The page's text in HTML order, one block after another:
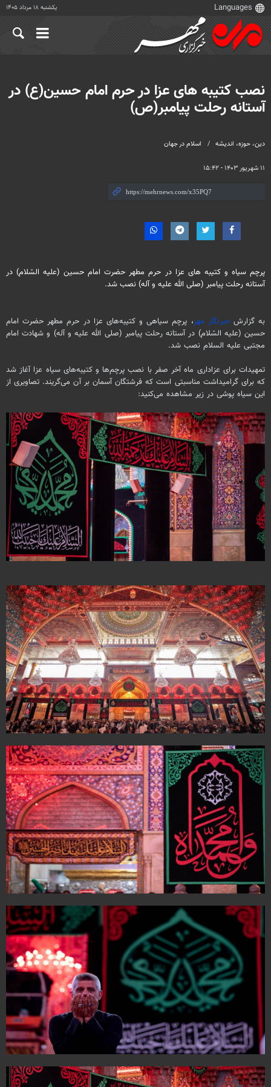
یکشنبه ۱۸ مرداد ۱۴۰۵
دين، حوزه، انديشه اسلام در جهان
۱۱ شهریور ۱۴۰۳ - ۱۵:۴۲
نصب کتیبه های عزا در حرم امام حسین(ع) در
آستانه رحلت پیامبر(ص)
پرچم سیاه و کتیبه های عزا در حرم مطهر حضرت امام حسین (علیه السّلام) در
آستانه رحلت پیامبر (صلی الله علیه و آله) نصب شد.
به گزارشخبرنگار مهر، پرچم سیاهی و کتیبه‌های عزا در حرم مطهر حضرت امام
حسین (علیه السّلام) در آستانه رحلت پیامبر (صلی الله علیه وآله) و شهادت امام
مجتبی علیه السلام نصب شد.
تمهیدات برای عزاداری ماه آخر صفر با نصب پرچم‌ها و کتیبه‌های سیاه عزا آغاز شد
که برای گرامیداشت مناسبتی است که فرشتگان آسمان بر آن می‌گریند. تصاویری از
این سیاه پوشی در زیر مشاهده می‌کنید: